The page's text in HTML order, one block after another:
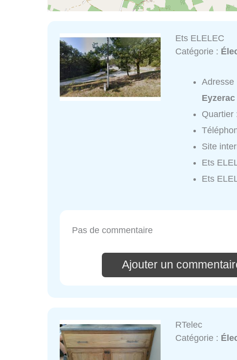
Ets ELELEC
Catégorie :
Adresse
Eyzerac
Quartier
Site
Ets
Ets
Pas de commentaire
Ajouter un
RTelec
Catégorie :